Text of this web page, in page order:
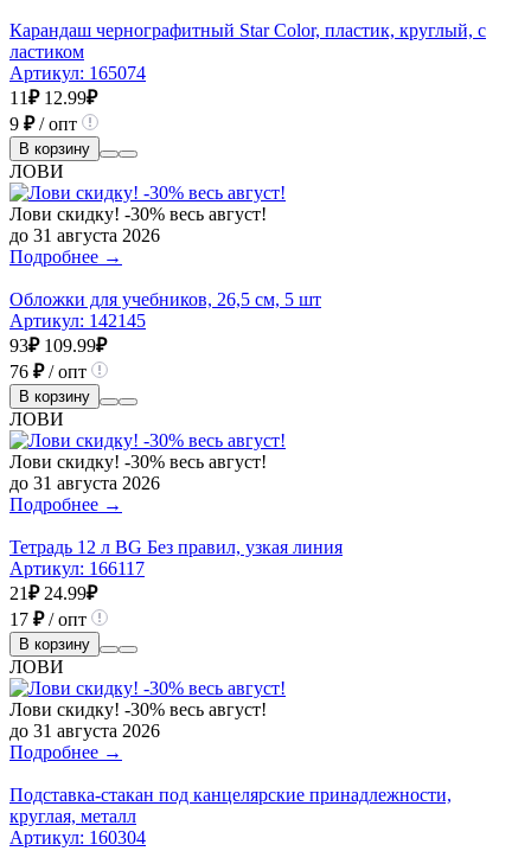
Карандаш чернографитный Star Color, пластик, круглый, с
ластиком
Артикул: 165074
11₽ 12.99₽
9 ₽/ опт
В корзину
ЛОВИ
Лови скидку! -30% весь август!
до 31 августа 2026
Подробнее →
Обложки для учебников, 26,5 см, 5 шт
Артикул: 142145
93₽ 109.99₽
76 ₽/ опт
В корзину
ЛОВИ
Лови скидку! -30% весь август!
до 31 августа 2026
Подробнее →
Тетрадь 12 л BG Без правил, узкая линия
Артикул: 166117
21₽ 24.99₽
17 ₽/ опт
В корзину
ЛОВИ
Лови скидку! -30% весь август!
до 31 августа 2026
Подробнее →
Подставка-стакан под канцелярские принадлежности,
круглая, металл
Артикул: 160304